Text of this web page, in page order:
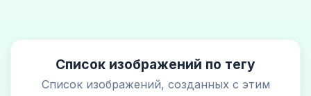
Список изображений по тегу
Список изображений, созданных с этим